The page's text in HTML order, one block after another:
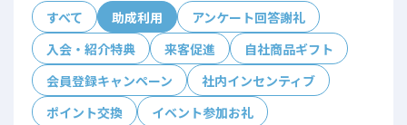
すべて 助成利用
アンケート回答謝礼
入会・紹介特典
来客促進
自社商品ギフト
会員登録キャンペーン
社内インセンティブ
ポイント交換
イベント参加お礼